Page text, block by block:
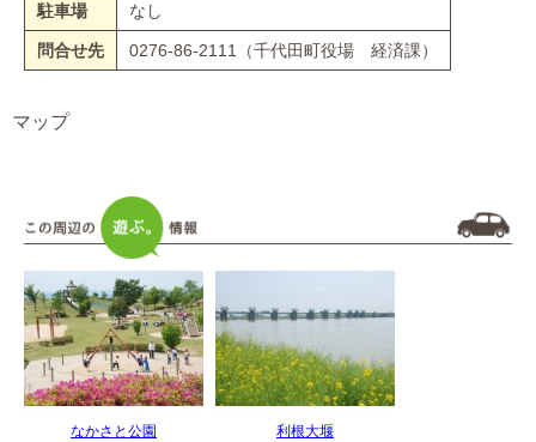
駐車場 なし
問合せ先 0276-86-2111（千代田町役場 経済課）
マップ
なかさと公園 利根大堰